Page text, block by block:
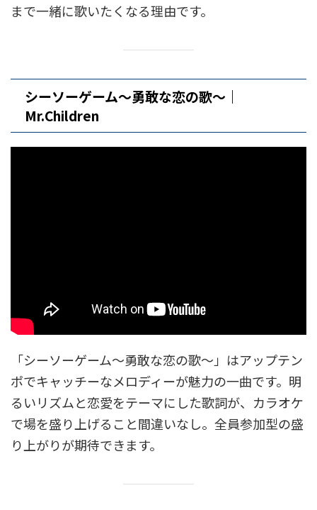
まで一緒に歌いたくなる理由です。
シーソーゲーム～勇敢な恋の歌～｜
Mr.Children
「シーソーゲーム～勇敢な恋の歌～」はアップテン
ポでキャッチーなメロディーが魅力の一曲です。明
るいリズムと恋愛をテーマにした歌詞が、カラオケ
で場を盛り上げること間違いなし。全員参加型の盛
り上がりが期待できます。